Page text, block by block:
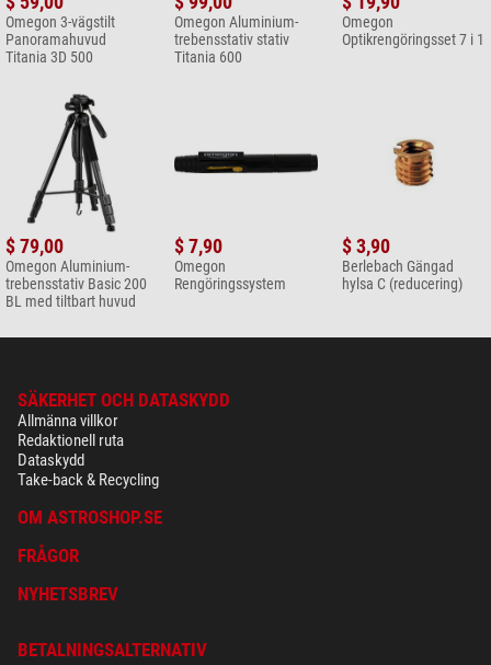
$ 19,90*
+ Ytterligare tillbehörsprodukter i denna kategori: 1
Alla priser inkluderar moms, leveranskostnader tillkommer.
Omegon 3-vägstilt
Panoramahuvud
Titania 3D 500
Omegon Aluminium-
trebensstativ stativ
Titania 600
Omegon
Optikrengöringsset 7 i 1
$ 79,00
Omegon Aluminium-
trebensstativ Basic 200
BL med tiltbart huvud
$ 7,90
Omegon
Rengöringssystem
$ 3,90
Berlebach Gängad
hylsa C (reducering)
SÄKERHET OCH DATASKYDD
Allmänna villkor
Redaktionell ruta
Dataskydd
Take-back & Recycling
OM ASTROSHOP.SE
FRÅGOR
NYHETSBREV
BETALNINGSALTERNATIV